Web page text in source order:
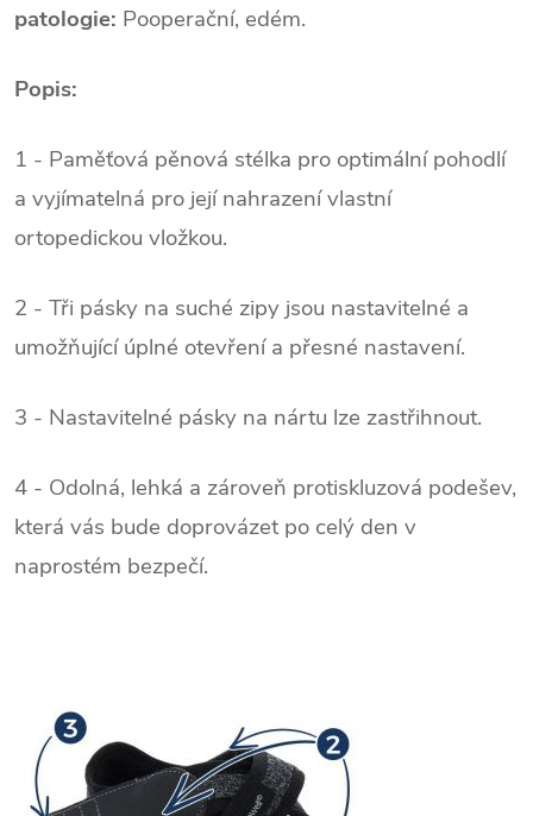
patologie: Pooperační, edém.
Popis:
1 - Paměťová pěnová stélka pro optimální pohodlí
a vyjímatelná pro její nahrazení vlastní
ortopedickou vložkou.
2 - Tři pásky na suché zipy jsou nastavitelné a
umožňující úplné otevření a přesné nastavení.
3 - Nastavitelné pásky na nártu lze zastřihnout.
4 - Odolná, lehká a zároveň protiskluzová podešev,
která vás bude doprovázet po celý den v
naprostém bezpečí.